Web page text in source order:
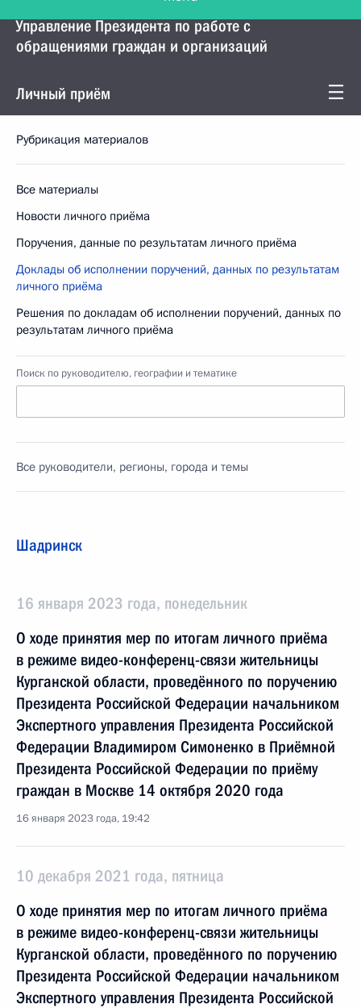
Управление Президента по работе с
обращениями граждан и организаций
Личный приём
Рубрикация материалов
Все материалы
Новости личного приёма
Поручения, данные по результатам личного приёма
Доклады об исполнении поручений, данных по результатам
личного приёма
Решения по докладам об исполнении поручений, данных по
результатам личного приёма
Поиск по руководителю, географии и тематике
Все руководители, регионы, города и темы
Шадринск
16 января 2023 года, понедельник
О ходе принятия мер по итогам личного приёма
в режиме видео-конференц-связи жительницы
Курганской области, проведённого по поручению
Президента Российской Федерации начальником
Экспертного управления Президента Российской
Федерации Владимиром Симоненко в Приёмной
Президента Российской Федерации по приёму
граждан в Москве 14 октября 2020 года
16 января 2023 года, 19:42
10 декабря 2021 года, пятница
О ходе принятия мер по итогам личного приёма
в режиме видео-конференц-связи жительницы
Курганской области, проведённого по поручению
Президента Российской Федерации начальником
Экспертного управления Президента Российской